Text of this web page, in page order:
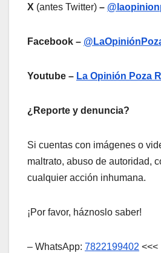
X (antes Twitter) –
Facebook –
Youtube – La Opinión Poza
¿Reporte y denuncia?
Si cuentas con imágenes o
maltrato, abuso de autoridad,
cualquier acción inhumana.
¡Por favor, háznoslo saber!
– WhatsApp: 7822199402 <<<